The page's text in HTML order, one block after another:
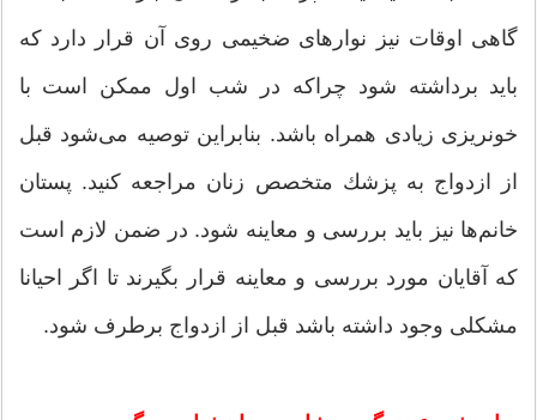
گاهی اوقات نیز نوارهای ضخیمی روی آن قرار دارد كه
باید برداشته شود چراكه در شب اول ممكن است با
خونریزی زیادی همراه باشد. بنابراین توصیه می‌شود قبل
از ازدواج به پزشك متخصص زنان مراجعه كنید. ‌پستان‌
خانم‌ها نیز باید بررسی و معاینه شود. در ضمن لازم است
كه آقایان مورد بررسی و معاینه قرار بگیرند تا اگر احیانا
مشكلی وجود داشته باشد قبل از ازدواج برطرف شود.